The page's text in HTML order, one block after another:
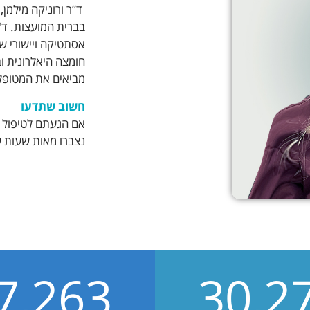
ד”ר ורוניקה
בברית המועצות.
אסתטיקה
חומצה היאלרונית
מביאים את
חשוב שתדעו
אם הגעתם לטיפול
נצברו מאות שעות